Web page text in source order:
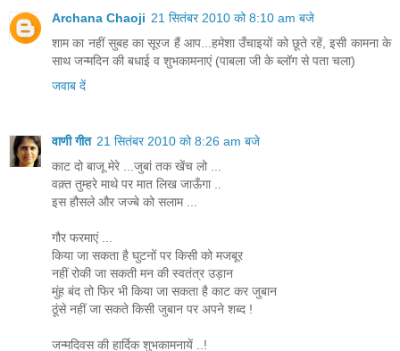
Archana Chaoji 21 सितंबर 2010 को 8:10 am बजे
शाम का नहीं सुबह का सूरज हैं आप...हमेशा उँचाइयों को छूते रहें, इसी कामना के
साथ जन्मदिन की बधाई व शुभकामनाएं (पाबला जी के ब्लॉग से पता चला)
जवाब दें
वाणी गीत 21 सितंबर 2010 को 8:26 am बजे
काट दो बाजू मेरे ...जुबां तक खेंच लो ...
वक़्त तुम्हरे माथे पर मात लिख जाऊँगा ..
इस हौसले और जज्बे को सलाम ...
गौर फरमाएं ...
किया जा सकता है घुटनों पर किसी को मजबूर
नहीं रोकी जा सकती मन की स्वतंत्र उड़ान
मुंह बंद तो फिर भी किया जा सकता है काट कर जुबान
ठूंसे नहीं जा सकते किसी जुबान पर अपने शब्द !
जन्मदिवस की हार्दिक शुभकामनायें ..!